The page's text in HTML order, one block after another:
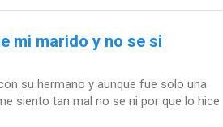
mi marido y no se si
su hermano y aunque fue solo una
siento tan mal no se ni por que lo hice